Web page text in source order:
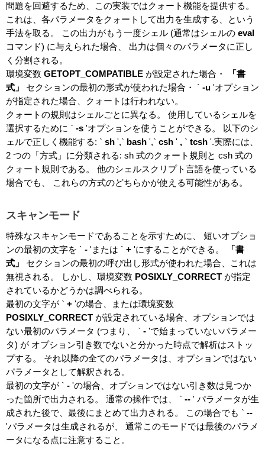
問題を回避するため、この実装ではクォート機能を提供する。
これは、各パラメータをクォートして出力を生成する、という
手法を取る。 この出力がもう一度シェル (通常はシェルの eval
コマンド) に与えられた場合、 出力は個々のパラメータに正し
く分割される。
環境変数 GETOPT_COMPATIBLE が設定された場合・
「書
式」
セクションの最初の形式が使われた場合・ ` -u 'オプション
が指定された場合、クォートは行われない。
クォートの規則はシェルごとに異なる。 使用しているシェルを
選択するために ` -s 'オプションを使うことができる。 以下のシ
ェルで正しく機能する: ` sh ',` bash ',` csh ' , ` tcsh '.実際には、
2 つの「方式」に分類される: sh 式のクォート規則と csh 式の
クォート規則である。 他のシェルスクリプト言語を使っている
場合でも、 これらの方式のどちらかが使える可能性がある。
スキャンモード
特殊なスキャンモードであることを示すために、 短いオプショ
ンの最初の文字を ` - 'または ` + 'にすることができる。
「書
式」
セクションの最初の呼び出し形式が使われた場合、これは
無視される。 しかし、環境変数 POSIXLY_CORRECT が指定
されているかどうかは調べられる。
最初の文字が ` + 'の場合、または環境変数
POSIXLY_CORRECT が設定されている場合、オプションでは
ない最初のパラメータ (つまり、 ` - 'で始まっていないパラメー
タ) が オプション引き数でないと分かった時点で解析はストッ
プする。 それ以降の全てのパラメータは、オプションではない
パラメータとして解釈される。
最初の文字が ` - 'の場合、オプションではない引き数は見つか
った箇所で出力される。 通常の操作では、 ` -- ' パラメータが生
成された後で、最後にまとめて出力される。 この場合でも ` --
'パラメータは生成されるが、 通常このモードでは最後のパラメ
ータになる点に注意すること。